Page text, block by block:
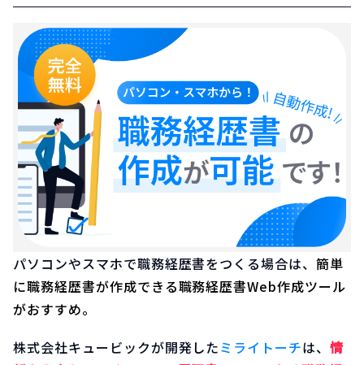
パソコンやスマホで職務経歴書をつくる場合は、簡単
に職務経歴書が作成できる職務経歴書Web作成ツール
がおすすめ。
株式会社キュービックが開発したミライトーチは、情